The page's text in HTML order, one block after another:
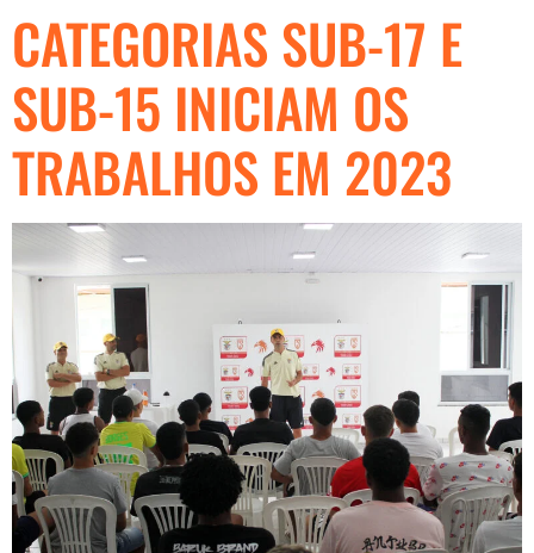
CATEGORIAS SUB-17 E
SUB-15 INICIAM OS
TRABALHOS EM 2023